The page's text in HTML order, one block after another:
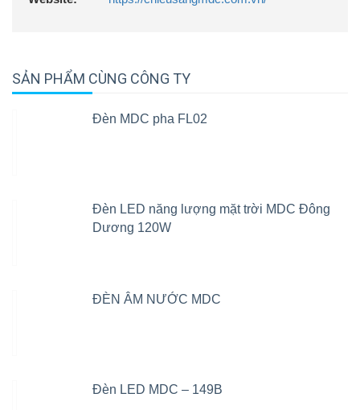
SẢN PHẨM CÙNG CÔNG TY
Đèn MDC pha FL02
Đèn LED năng lượng mặt trời MDC Đông
Dương 120W
ĐÈN ÂM NƯỚC MDC
Đèn LED MDC – 149B